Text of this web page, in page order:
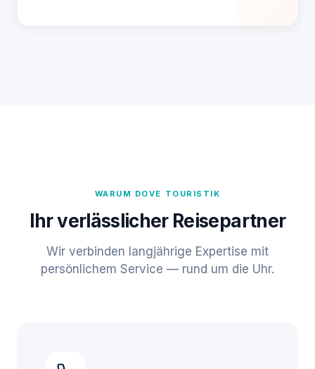
WARUM DOVE TOURISTIK
Ihr verlässlicher Reisepartner
Wir verbinden langjährige Expertise mit
persönlichem Service — rund um die Uhr.